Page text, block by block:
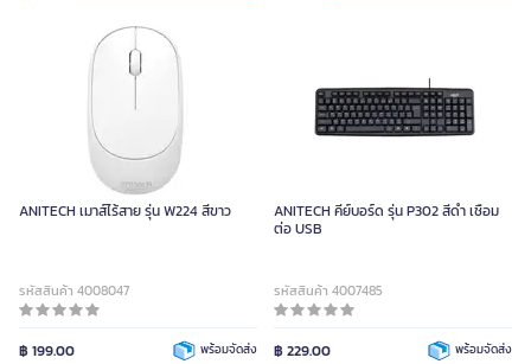
ANITECH เมาส์ไร้สาย รุ่น W224 สีขาว
รหัสสินค้า 4008047
฿ 199.00 พร้อมจัดส่ง
ANITECH คีย์บอร์ด รุ่น P302 สีดำ เชื่อม
ต่อ USB
รหัสสินค้า 4007485
฿ 229.00 พร้อมจัดส่ง